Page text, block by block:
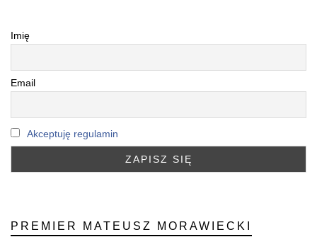
Imię
Email
Akceptuję regulamin
PREMIER MATEUSZ MORAWIECKI